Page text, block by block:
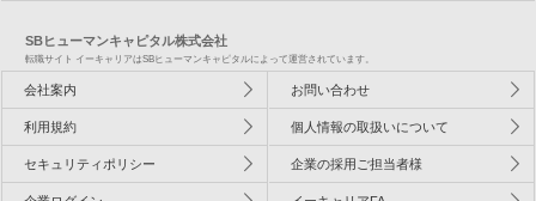
SBヒューマンキャピタル株式会社
転職サイト イーキャリアはSBヒューマンキャピタルによって運営されています。
会社案内 お問い合わせ
利用規約 個人情報の取扱いについて
セキュリティポリシー 企業の採用ご担当者様